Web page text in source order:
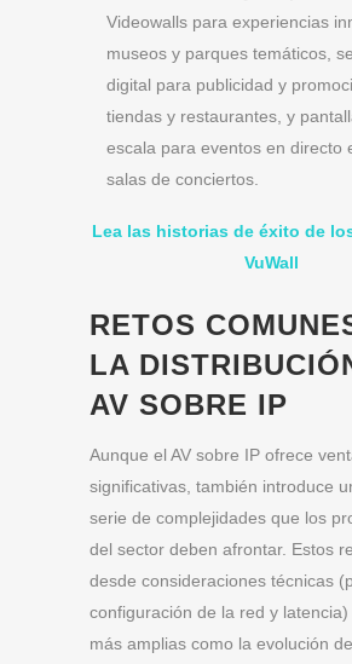
Videowalls para experiencias
museos y parques temáticos,
digital para publicidad y
tiendas y restaurantes, y
escala para eventos en directo
salas de conciertos.
Lea las historias de éxito de
VuWall
RETOS
LA
AV SOBRE IP
Aunque el AV sobre IP ofrece
significativas, también introduce
serie de complejidades que los
del sector deben afrontar. Estos
desde consideraciones técnicas
configuración de la red y
más amplias como la evolución